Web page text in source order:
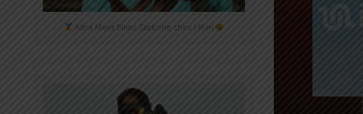
Altra Mont Blanc Carbone chez i-Run